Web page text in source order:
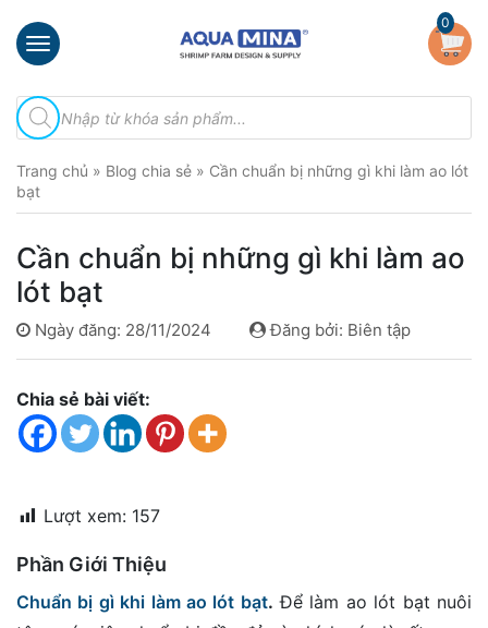
×
chủ
thiệu
Sản
phẩm
Đầu
Phun
Vi
Ventek
Hướng
đặt
Quy
định
Blog
0
Tìm
kiếm
sản
Trang chủ » Blog chia sẻ » Cần chuẩn bị những gì khi làm ao lót
bạt
Cần chuẩn bị những gì khi làm ao
lót bạt
Ngày đăng: 28/11/2024 Đăng bởi: Biên tập
Chia sẻ bài viết:
Lượt xem: 157
Phần Giới Thiệu
Chuẩn bị gì khi làm ao lót bạt. Để làm ao lót bạt nuôi